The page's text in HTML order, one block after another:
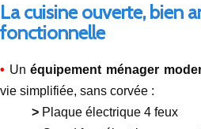
La cuisine ouverte, bien
fonctionnelle
• Unéquipement ménager
vie simplifiée, sans corvée :
> Plaque électrique 4 feux